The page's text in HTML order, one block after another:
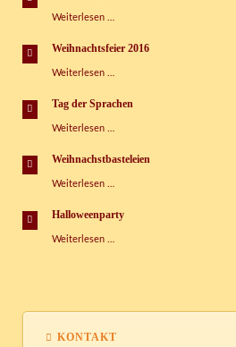
Weiterlesen …
Kispi
Weihnachtsfeier 2016
Weiterlesen …
Tag der Sprachen
Weiterlesen …
Sprachen
Weihnachstbasteleien
Weiterlesen …
Halloweenparty
Weiterlesen …
KONTAKT